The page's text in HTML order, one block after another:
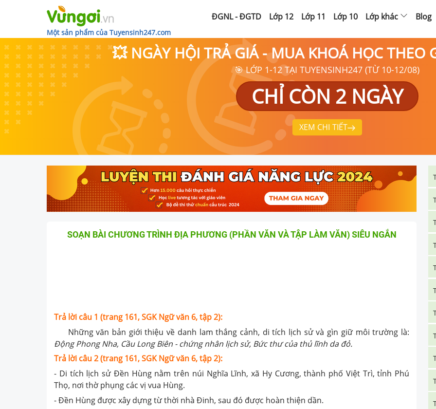
Một sản phẩm của Tuyensinh247.com
ĐGNL - ĐGTD Lớp 12 Lớp 11 Lớp 10 Lớp khác Blog
💥 NGÀY HỘI TRẢ GIÁ - MUA KHOÁ HỌC THEO
🎯 LỚP 1-12 TẠI TUYENSINH247 (TỪ 10-12/08)
CHỈ CÒN 2 NGÀY
XEM CHI TIẾT
SOẠN BÀI CHƯƠNG TRÌNH ĐỊA PHƯƠNG (PHẦN VĂN VÀ TẬP LÀM VĂN) SIÊU NGẮN
Trả lời câu 1 (trang 161, SGK Ngữ văn 6, tập 2):
Những văn bản giới thiệu về danh lam thắng cảnh, di tích lịch sử và gìn giữ môi trường là:
Động Phong Nha, Cầu Long Biên - chứng nhân lịch sử, Bức thư của thủ lĩnh da đỏ.
Trả lời câu 2 (trang 161, SGK Ngữ văn 6, tập 2):
- Di tích lịch sử Đền Hùng nằm trên núi Nghĩa Lĩnh, xã Hy Cương, thành phố Việt Trì, tỉnh Phú
Thọ, nơi thờ phụng các vị vua Hùng.
- Đền Hùng được xây dựng từ thời nhà Đinh, sau đó được hoàn thiện dần.